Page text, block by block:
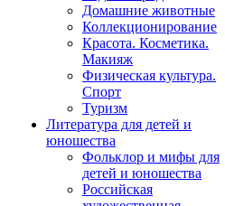
Домашние животные
Коллекционирование
Красота. Косметика.
Макияж
Физическая культура.
Спорт
Туризм
Литература для детей и
юношества
Фольклор и мифы для
детей и юношества
Российская